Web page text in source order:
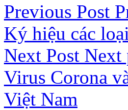
Previous Post
Ký hiệu các
Next Post Next
Virus Corona
Việt Nam